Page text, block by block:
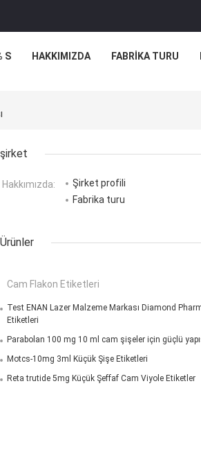
S HAKKIMIZDA FABRIKA TURU
şirket
Hakkımızda: Şirket profili
Fabrika turu
Ürünler
Cam Flakon Etiketleri
Test ENAN Lazer Malzeme Markası Diamond
Etiketleri
Parabolan 100 mg 10 ml cam şişeler için güçlü
Motcs-10mg 3ml Küçük Şişe Etiketleri
Reta trutide 5mg Küçük Şeffaf Cam Viyole Etiketler